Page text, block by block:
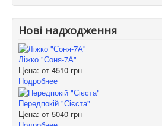
Нові надходження
Ліжко "Соня-7А"
Цена: от 4510 грн
Подробнее
Передпокій "Сієста"
Цена: от 5040 грн